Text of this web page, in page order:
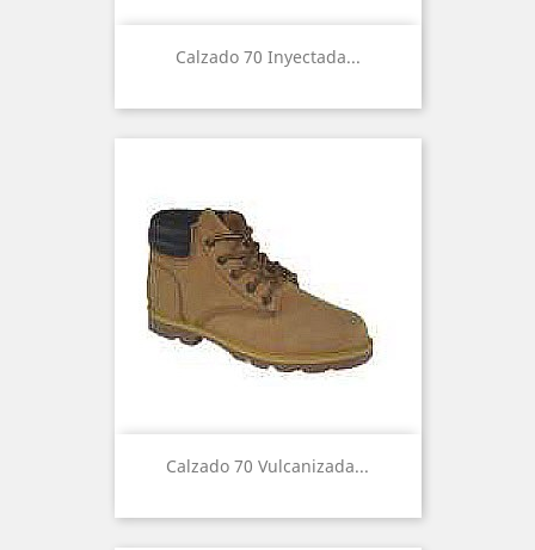
Calzado 70 Inyectada...
Calzado 70 Vulcanizada...